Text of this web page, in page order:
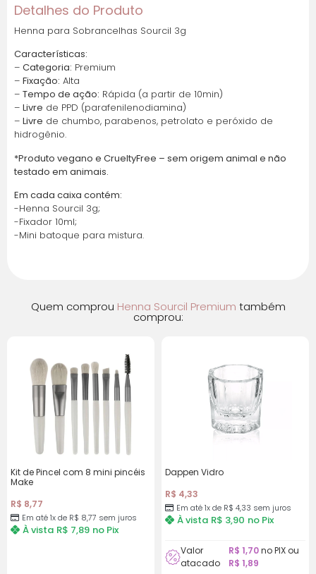
Parcelas:
1x deR$
juros
2x deR$22,17sem
R$ 44,34
3x deR$14,78
juros
4x deR$
juros
com
7x deR$7,06 com
juros
R$49,42
8x de R$
juros
R$49,92
9x deR$5,60com
R$50,40
10x deR$5,09 com
juros
R$50,90
Detalhes do Produto
Henna para Sobrancelhas Sourcil 3g
Características:
– Categoria: Premium
– Fixação: Alta
– Tempo de ação: Rápida (a partir de 10min)
– Livre de PPD (parafenilenodiamina)
– Livre de chumbo, parabenos, petrolato e peróxido de
hidrogênio.
*Produto vegano e CrueltyFree – sem origem animal e não
testado em animais.
Em cada caixa contém:
-Henna Sourcil 3g;
-Fixador 10ml;
-Mini batoque para mistura.
Quem comprou Henna Sourcil Premium também
comprou:
Kit de Pincel com 8 mini pincéis
Make
R$ 8,77
Em até 1x de R$ 8,77 sem juros
À vista R$ 7,89 no Pix
Dappen Vidro
R$ 4,33
Em até 1x de R$ 4,33 sem juros
À vista R$ 3,90 no Pix
Valor
atacado
R$ 1,70no PIX ou
R$ 1,89